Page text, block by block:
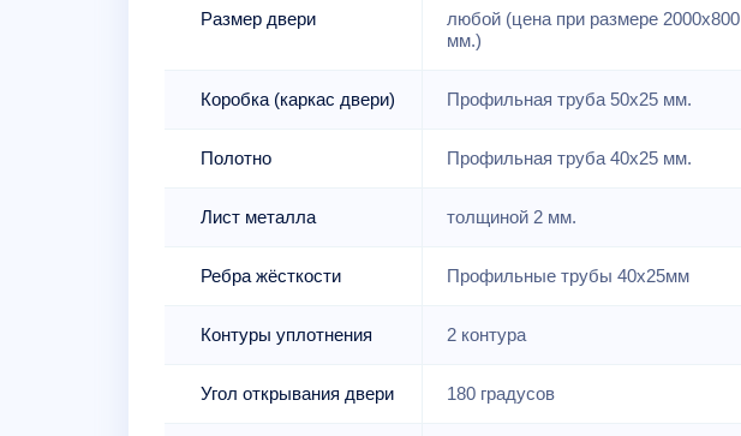
Размер двери
любой (цена при размере 2000x800
мм.)
Коробка (каркас двери) Профильная труба 50х25 мм.
Полотно Профильная труба 40х25 мм.
Лист металла толщиной 2 мм.
Ребра жёсткости Профильные трубы 40х25мм
Контуры уплотнения 2 контура
Угол открывания двери 180 градусов